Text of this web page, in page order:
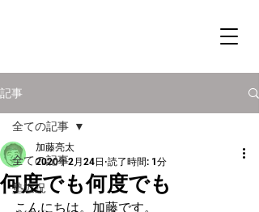
記事
全ての記事
塾近況
全ての記事
何度でも何度でも
加藤亮太
2020年2月24日 読了時間: 1分
こんにちは。加藤です。